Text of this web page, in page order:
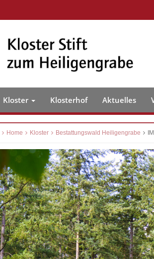
Kloster Klosterhof Aktuelles
Home Kloster Bestattungswald Heiligengrabe